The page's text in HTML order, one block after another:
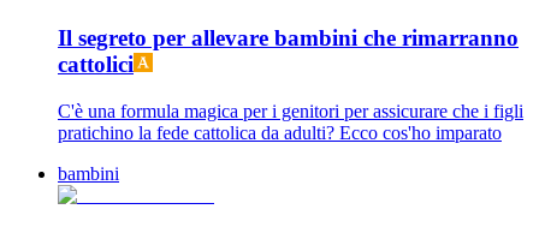
Il segreto per allevare bambini che rimarranno
cattolici
C'è una formula magica per i genitori per assicurare che i figli
pratichino la fede cattolica da adulti? Ecco cos'ho imparato
bambini